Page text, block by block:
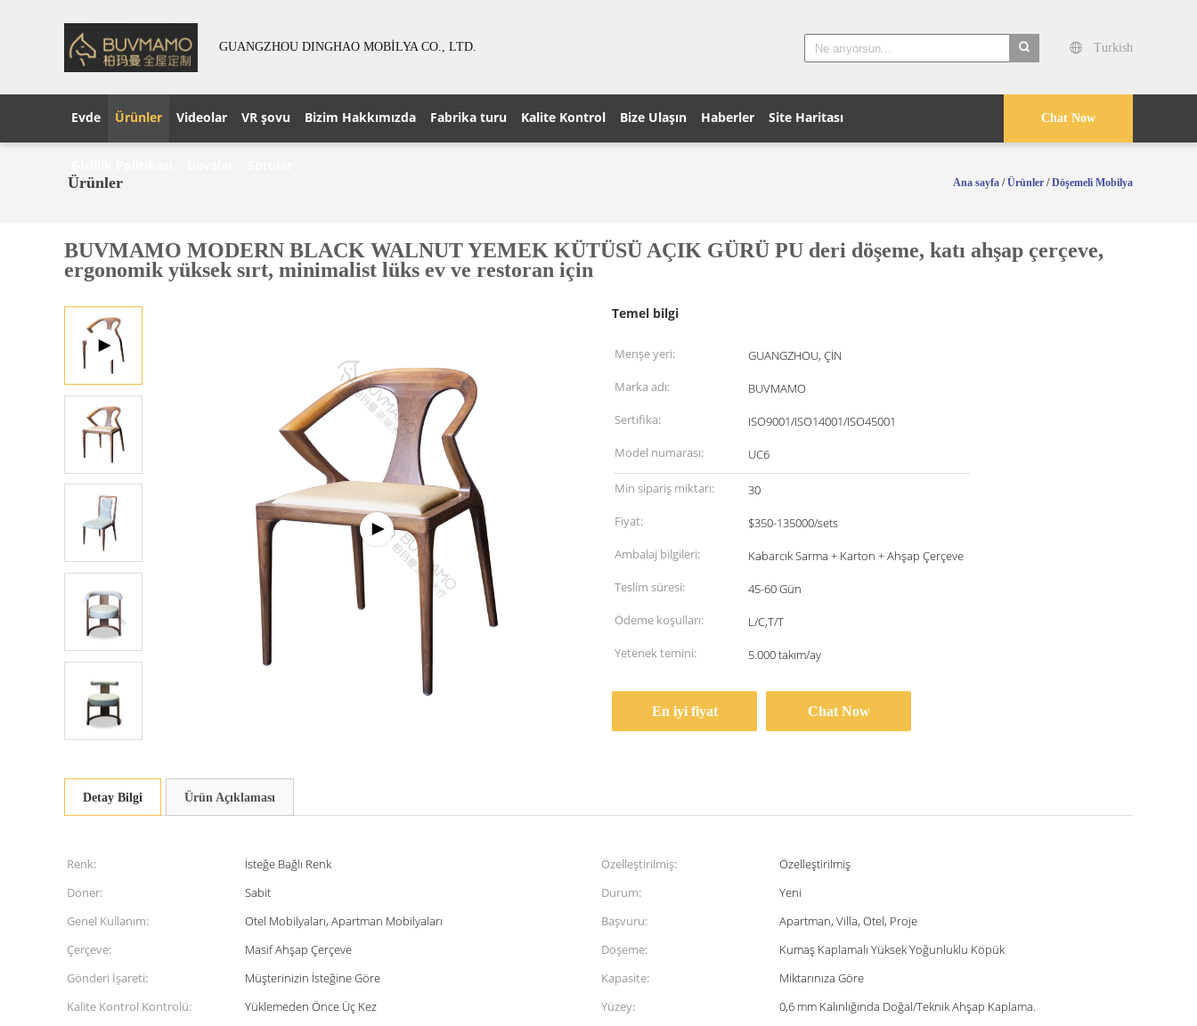
GUANGZHOU DINGHAO MOBİLYA CO., LTD.
Turkish
Chat Now
Evde Ürünler Videolar VR şovu Bizim Hakkımızda Fabrika turu Kalite Kontrol Bize Ulaşın Haberler Site Haritası
Ürünler Ana sayfa /Ürünler /Döşemeli Mobilya
BUVMAMO MODERN BLACK WALNUT YEMEK KÜTÜSÜ AÇIK GÜRÜ PU deri döşeme, katı ahşap çerçeve,
ergonomik yüksek sırt, minimalist lüks ev ve restoran için
Temel bilgi
Menşe yeri:
GUANGZHOU, ÇİN
Marka adı:
BUVMAMO
Sertifika:
ISO9001/ISO14001/ISO45001
Model numarası:
UC6
Min sipariş miktarı:
30
Fiyat:
$350-135000/sets
Ambalaj bilgileri:
Kabarcık Sarma + Karton + Ahşap Çerçeve
Teslim süresi:
45-60 Gün
Ödeme koşulları:
L/C,T/T
Yetenek temini:
5.000 takım/ay
En iyi fiyat Chat Now
Detay Bilgi Ürün Açıklaması
Renk: İsteğe Bağlı Renk Özelleştirilmiş:
Özelleştirilmiş
Döner:
Sabit Durum:
Yeni
Genel Kullanım:
Otel Mobilyaları, Apartman Mobilyaları Başvuru:
Apartman, Villa, Otel, Proje
Çerçeve:
Masif Ahşap Çerçeve Döşeme:
Kumaş Kaplamalı Yüksek Yoğunluklu Köpük
Gönderi İşareti:
Müşterinizin İsteğine Göre Kapasite:
Miktarınıza Göre
Kalite Kontrol Kontrolü:
Yüklemeden Önce Üç Kez Yüzey:
0,6 mm Kalınlığında Doğal/Teknik Ahşap Kaplama.